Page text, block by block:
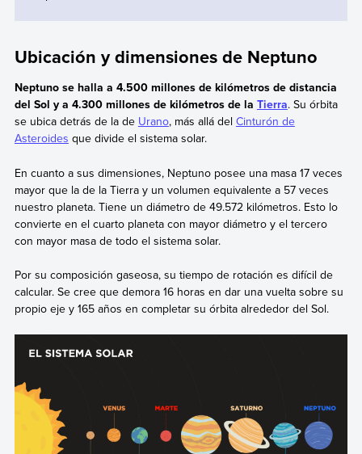
Ubicación y dimensiones de Neptuno
Neptuno se halla a 4.500 millones de kilómetros de distancia
del Sol y a 4.300 millones de kilómetros de la Tierra. Su órbita
se ubica detrás de la de Urano, más allá del Cinturón de
Asteroides que divide el sistema solar.
En cuanto a sus dimensiones, Neptuno posee una masa 17 veces
mayor que la de la Tierra y un volumen equivalente a 57 veces
nuestro planeta. Tiene un diámetro de 49.572 kilómetros. Esto lo
convierte en el cuarto planeta con mayor diámetro y el tercero
con mayor masa de todo el sistema solar.
Por su composición gaseosa, su tiempo de rotación es difícil de
calcular. Se cree que demora 16 horas en dar una vuelta sobre su
propio eje y 165 años en completar su órbita alrededor del Sol.